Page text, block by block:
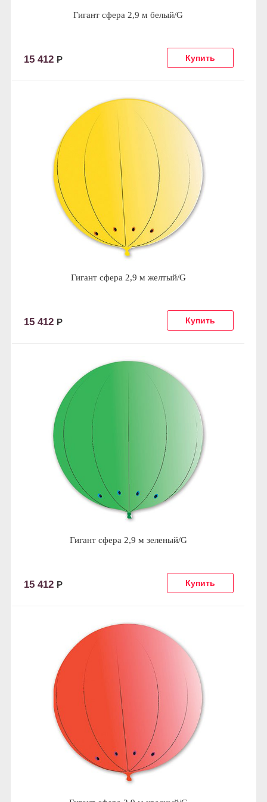
Гигант сфера 2,9 м белый/G
15 412 Р
Гигант сфера 2,9 м желтый/G
15 412 Р
Гигант сфера 2,9 м зеленый/G
15 412 Р